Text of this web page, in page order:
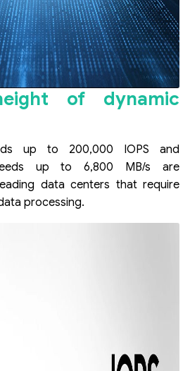
of dynamic
up to 200,000 IOPS and
up to 6,800 MB/s are
data centers that require
processing.